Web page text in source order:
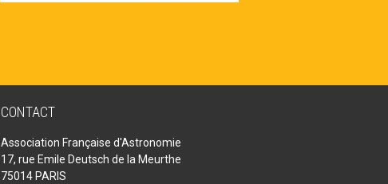
CONTACT
Association Française d'Astronomie
17, rue Emile Deutsch de la Meurthe
75014 PARIS